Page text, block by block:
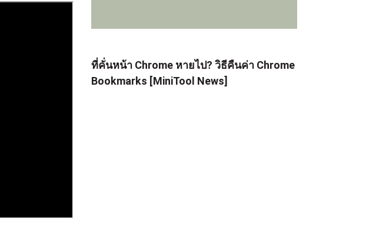
ที่คั่นหน้า Chrome หายไป? วิธีคืนค่า Chrome
Bookmarks [MiniTool News]